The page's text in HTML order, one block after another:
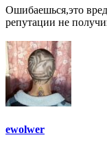
Ошибаешься,это
репутации не
ewolwer